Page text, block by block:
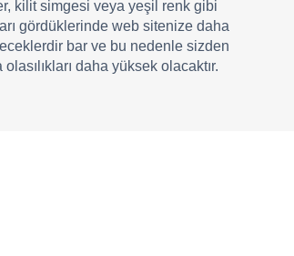
kilit simgesi veya yeşil renk gibi
gördüklerinde web sitenize daha
bar ve bu nedenle sizden
olasılıkları daha yüksek olacaktır.